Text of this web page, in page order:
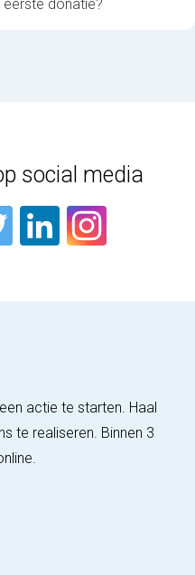
donatie?
social media
actie te starten. Haal
te realiseren. Binnen 3